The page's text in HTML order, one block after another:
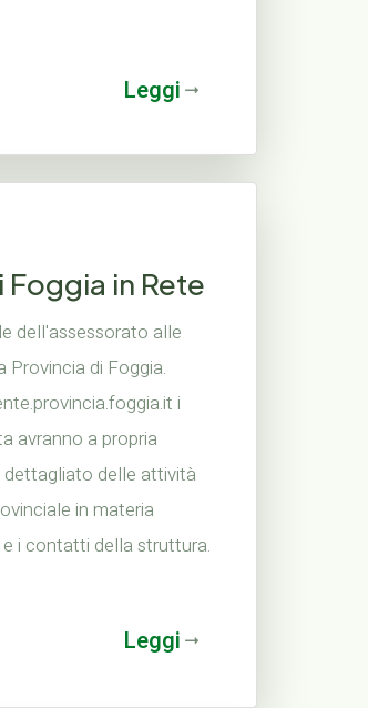
Leggi
in Rete
dell'assessorato alle
Provincia di Foggia.
i
avranno a propria
delle attività
in materia
i contatti della struttura.
Leggi